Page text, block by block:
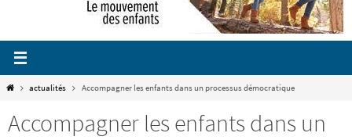
Homeactualités Accompagner les enfants dans un processus démocratique
Accompagner les enfants dans un